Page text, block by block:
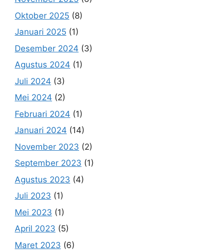
Oktober 2025 (8)
Januari 2025 (1)
Desember 2024 (3)
Agustus 2024 (1)
Juli 2024 (3)
Mei 2024 (2)
Februari 2024 (1)
Januari 2024 (14)
November 2023 (2)
September 2023 (1)
Agustus 2023 (4)
Juli 2023 (1)
Mei 2023 (1)
April 2023 (5)
Maret 2023 (6)